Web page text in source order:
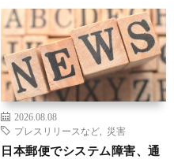
2026.08.08
プレスリリースなど
災害
日本郵便でシステム障害、通